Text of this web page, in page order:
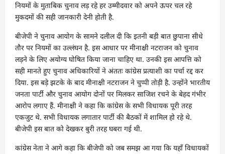
नियमों के मुताबिक चुनाव लड़ रहे हर उम्मीदवार को अपने ऊपर चल रहे
मुकदमों की सही जानकारी देनी होती है.
बीजेपी ने चुनाव आयोग के सामने दलील दी कि इतनी बड़ी बात छुपाना सीधे
तौर पर नियमों का उल्लंघन है. इस आधार पर मीनाक्षी नटराजन को चुनाव
लड़ने के लिए अयोग्य घोषित किया जाना चाहिए था. उनकी इस आपत्ति को
सही मानते हुए चुनाव अधिकारियों ने अंततः कांग्रेस प्रत्याशी का पर्चा रद्द कर
दिया. इस बड़े झटके के बाद मीनाक्षी नटराजन ने चुप्पी तोड़ी है. उन्होंने भारतीय
जनता पार्टी और चुनाव आयोग दोनों पर मिलकर साजिश रचने के बेहद गंभीर
आरोप लगाए हैं. मीनाक्षी ने कहा कि कांग्रेस के सभी विधायक पूरी तरह
एकजुट थे. सभी विधायक लगातार पार्टी की बैठकों में शामिल हो रहे थे.
बीजेपी इस बात को देखकर बुरी तरह घबरा गई थी.
कांग्रेस नेता ने आगे कहा कि बीजेपी को जब समझ आ गया कि यहाँ विधायकों